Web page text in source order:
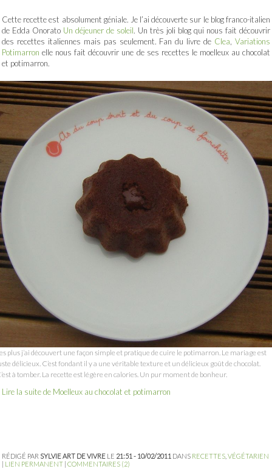
Cette recette est absolument géniale. Je l’ai découverte sur le blog franco-italien
de Edda Onorato Un déjeuner de soleil. Un très joli blog qui nous fait découvrir
des recettes italiennes mais pas seulement. Fan du livre de Clea,Variations
Potimarron elle nous fait découvrir une de ses recettes le moelleux au chocolat
et potimarron.
plus j’ai découvert une façon simple et pratique de cuire le potimarron. Le mariage est
délicieux. C’est fondant il y a une véritable texture et un délicieux goût de chocolat.
à tomber. La recette est légère en calories. Un pur moment de bonheur.
Lire la suite de Moelleux au chocolat et potimarron
RÉDIGÉ PAR SYLVIE ART DE VIVRE LE 21:51 - 10/02/2011 DANS RECETTES VÉGÉTARIEN
LIEN PERMANENT COMMENTAIRES (2)